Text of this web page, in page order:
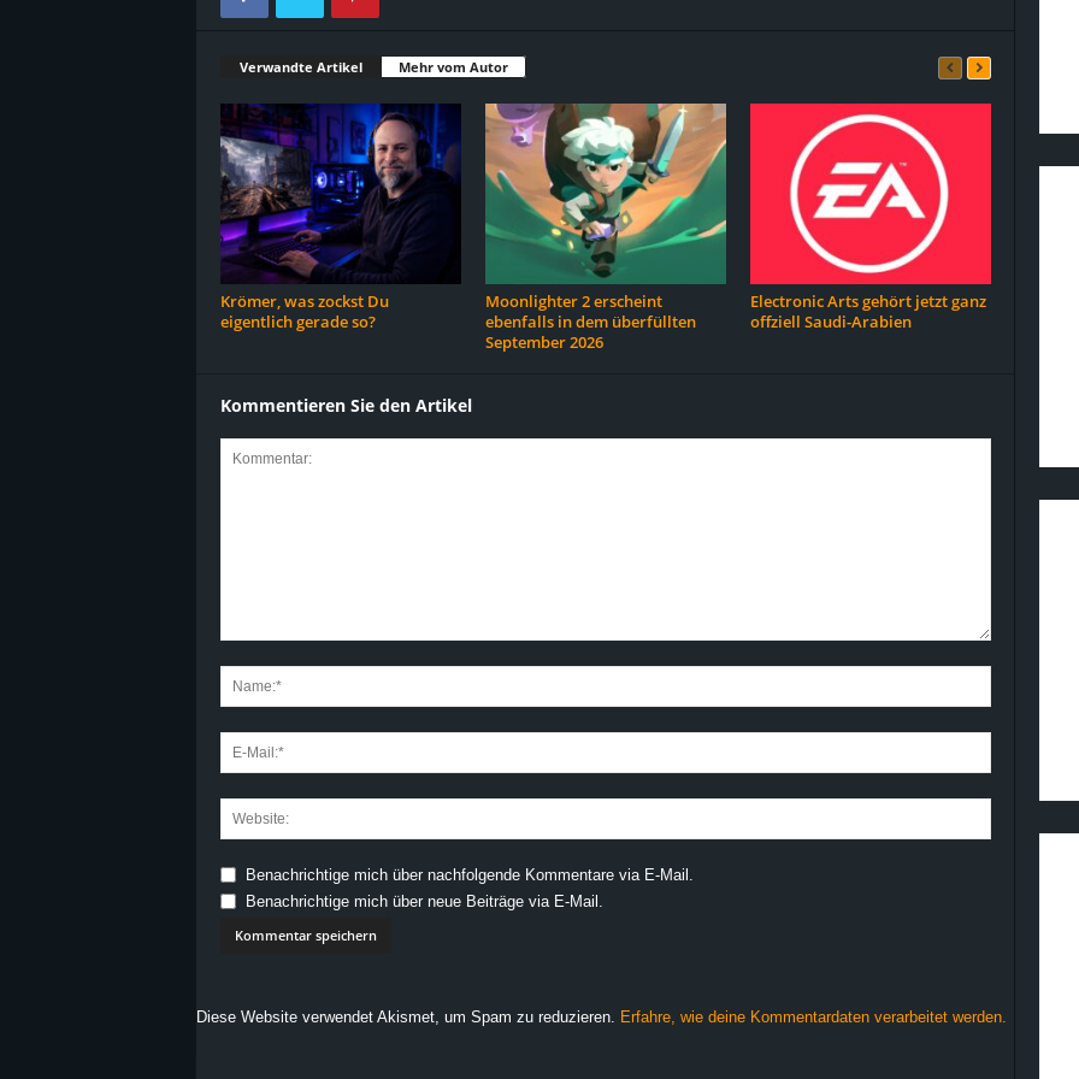
Verwandte Artikel Mehr vom Autor
Krömer, was zockst Du
eigentlich gerade so?
Moonlighter 2 erscheint
ebenfalls in dem überfüllten
September 2026
Electronic Arts gehört jetzt ganz
offziell Saudi-Arabien
Kommentieren Sie den Artikel
Benachrichtige mich über nachfolgende Kommentare via E-Mail.
Benachrichtige mich über neue Beiträge via E-Mail.
Diese Website verwendet Akismet, um Spam zu reduzieren. Erfahre, wie deine Kommentardaten verarbeitet werden.